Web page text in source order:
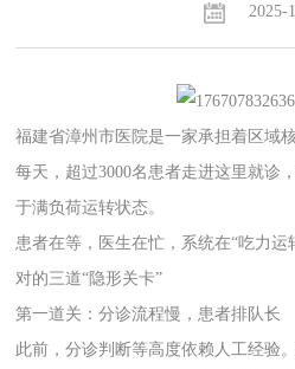
2025-
福建省漳州市医院是一家承担着区域
每天，超过3000名患者走进这里就诊
于满负荷运转状态。
患者在等，医生在忙，系统在“吃力
对的三道“隐形关卡”
第一道关：分诊流程慢，患者排队长
此前，分诊判断等高度依赖人工经验